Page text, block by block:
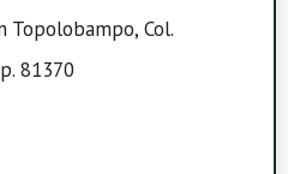
Topolobampo, Col.
81370